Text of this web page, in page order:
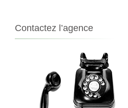
Contactez l’agence